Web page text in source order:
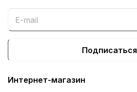
Подписаться
Интернет-магазин